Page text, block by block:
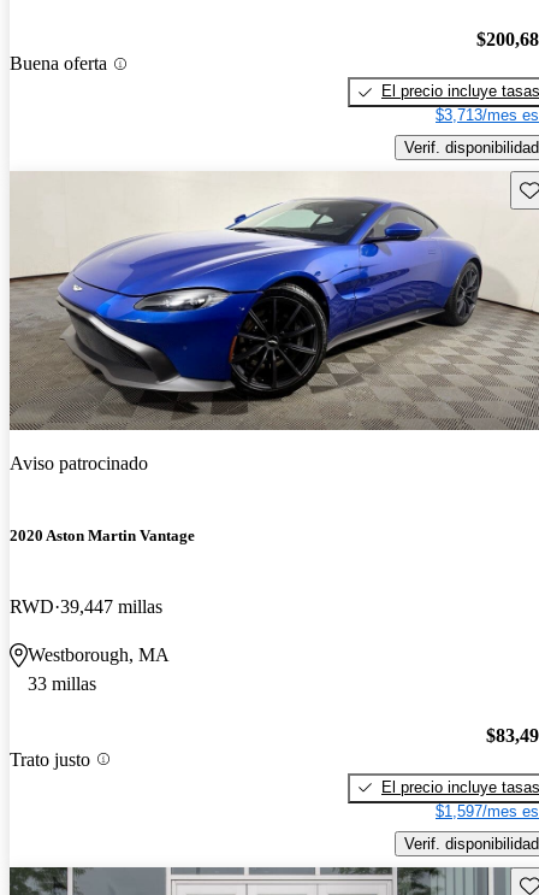
Buena oferta
El precio incluye tasas
$3,713/mes
Verif. disponibilidad
Aviso patrocinado
2020 Aston Martin Vantage
RWD 39,447 millas
Westborough, MA
33 millas
Trato justo
El precio incluye tasas
$1,597/mes
Verif. disponibilidad